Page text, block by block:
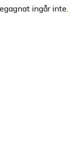
ingår inte.